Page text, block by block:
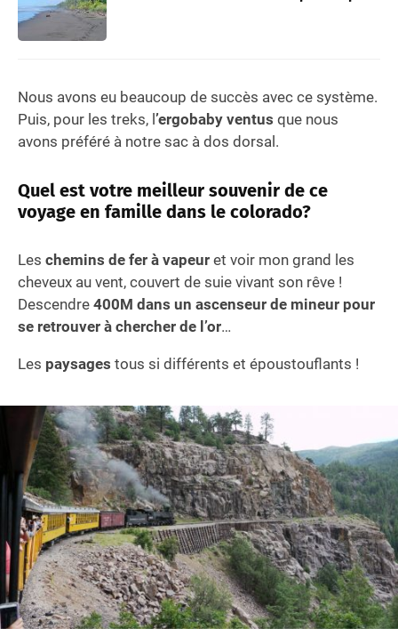
Nous avons eu beaucoup de succès avec ce système.
Puis, pour les treks, l’ergobaby ventus que nous
avons préféré à notre sac à dos dorsal.
Quel est votre meilleur souvenir de ce
voyage en famille dans le colorado?
Les chemins de fer à vapeur et voir mon grand les
cheveux au vent, couvert de suie vivant son rêve !
Descendre 400M dans un ascenseur de mineur pour
se retrouver à chercher de l’or…
Les paysages tous si différents et époustouflants !